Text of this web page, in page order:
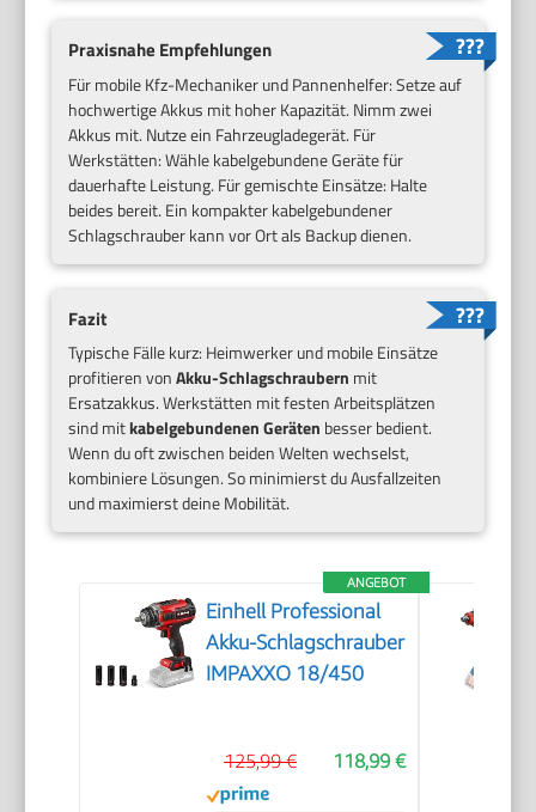
Praxisnahe Empfehlungen
Für mobile Kfz-Mechaniker und Pannenhelfer: Setze auf
hochwertige Akkus mit hoher Kapazität. Nimm zwei
Akkus mit. Nutze ein Fahrzeugladegerät. Für
Werkstätten: Wähle kabelgebundene Geräte für
dauerhafte Leistung. Für gemischte Einsätze: Halte
beides bereit. Ein kompakter kabelgebundener
Schlagschrauber kann vor Ort als Backup dienen.
Fazit
Typische Fälle kurz: Heimwerker und mobile Einsätze
profitieren vonAkku-Schlagschraubern mit
Ersatzakkus. Werkstätten mit festen Arbeitsplätzen
sind mitkabelgebundenen Geräten besser bedient.
Wenn du oft zwischen beiden Welten wechselst,
kombiniere Lösungen. So minimierst du Ausfallzeiten
und maximierst deine Mobilität.
ANGEBOT
Einhell Professional
Akku-Schlagschrauber
IMPAXXO 18/450
118,99 €
125,99 €